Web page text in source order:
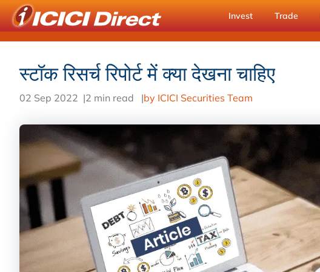
Invest Trade
स्टॉक रिसर्च रिपोर्ट में क्या देखना चाहिए
02 Sep 2022 |2 min read |by ICICI Securities Team